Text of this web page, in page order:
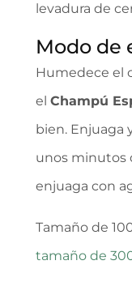
levadura de
Modo de
Humedece el
el Champú
bien. Enjuaga
unos minutos
enjuaga con
Tamaño de
tamaño de